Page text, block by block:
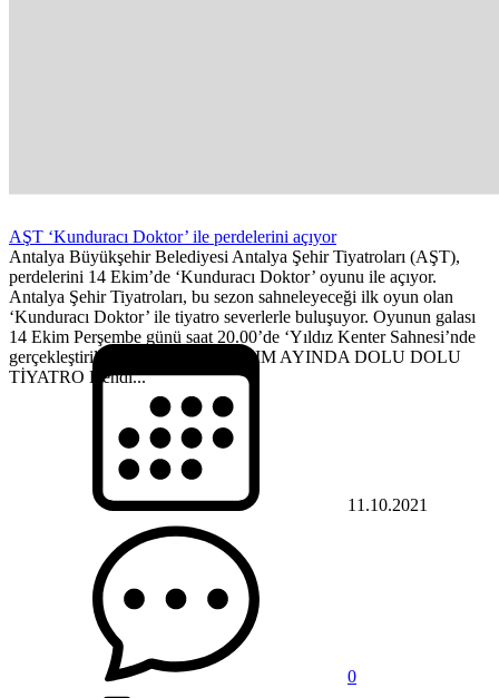
AŞT ‘Kunduracı Doktor’ ile perdelerini açıyor
Antalya Büyükşehir Belediyesi Antalya Şehir Tiyatroları (AŞT),
perdelerini 14 Ekim’de ‘Kunduracı Doktor’ oyunu ile açıyor.
Antalya Şehir Tiyatroları, bu sezon sahneleyeceği ilk oyun olan
‘Kunduracı Doktor’ ile tiyatro severlerle buluşuyor. Oyunun galası
14 Ekim Perşembe günü saat 20.00’de ‘Yıldız Kenter Sahnesi’nde
gerçekleştirilecek. EKİM VE KASIM AYINDA DOLU DOLU
TİYATRO Kendi...
11.10.2021
0